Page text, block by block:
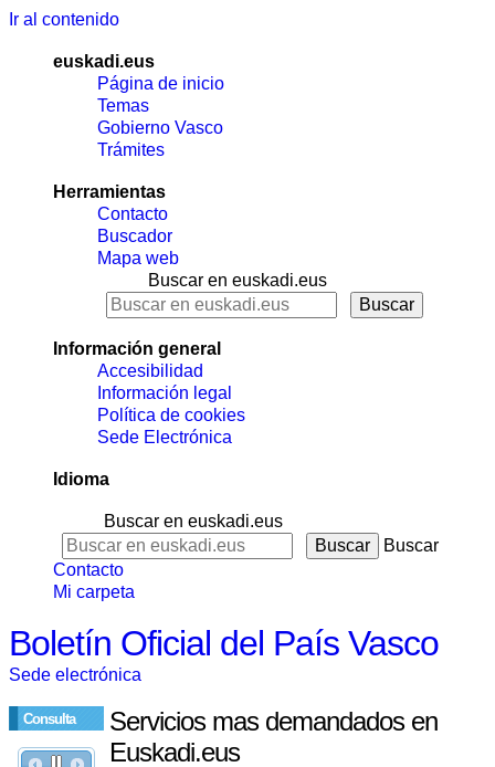
Ir al contenido
euskadi.eus
Página de inicio
Temas
Gobierno Vasco
Trámites
Herramientas
Contacto
Buscador
Mapa web
Buscar en euskadi.eus
Información general
Accesibilidad
Información legal
Política de cookies
Sede Electrónica
Idioma
Buscar en euskadi.eus
Buscar
Contacto
Mi carpeta
Boletín Oficial del País Vasco
Sede electrónica
Consulta
Servicios mas demandados en
Euskadi.eus